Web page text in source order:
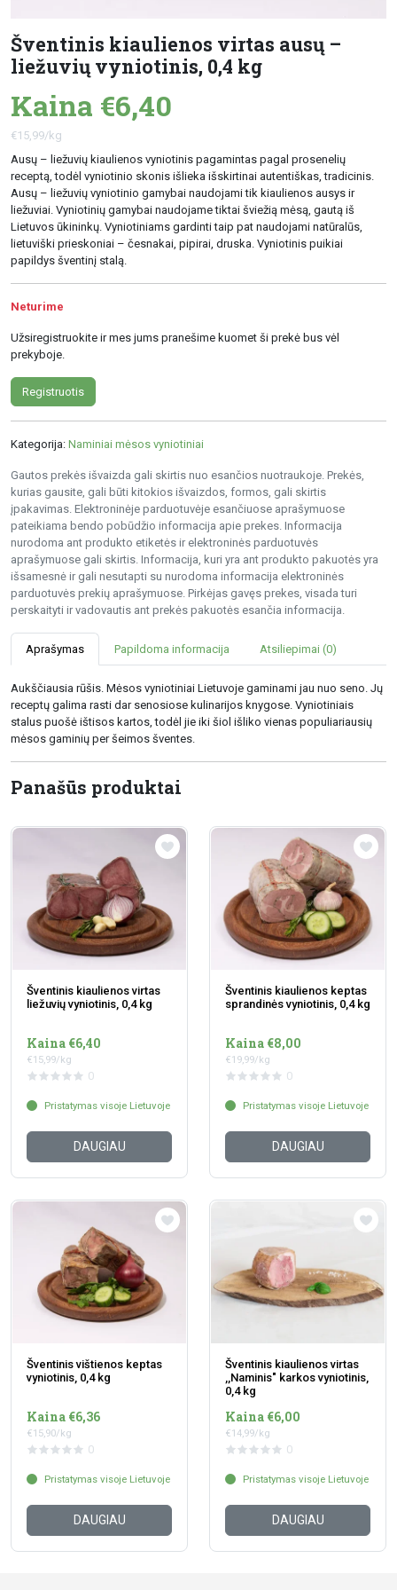
Šventinis kiaulienos virtas ausų –
liežuvių vyniotinis, 0,4 kg
Kaina €6,40
€15,99/kg
Ausų – liežuvių kiaulienos vyniotinis pagamintas pagal prosenelių
receptą, todėl vyniotinio skonis išlieka išskirtinai autentiškas, tradicinis.
Ausų – liežuvių vyniotinio gamybai naudojami tik kiaulienos ausys ir
liežuviai. Vyniotinių gamybai naudojame tiktai šviežią mėsą, gautą iš
Lietuvos ūkininkų. Vyniotiniams gardinti taip pat naudojami natūralūs,
lietuviški prieskoniai – česnakai, pipirai, druska. Vyniotinis puikiai
papildys šventinį stalą.
Neturime
Užsiregistruokite ir mes jums pranešime kuomet ši prekė bus vėl
prekyboje.
Registruotis
Kategorija: Naminiai mėsos vyniotiniai
Gautos prekės išvaizda gali skirtis nuo esančios nuotraukoje. Prekės,
kurias gausite, gali būti kitokios išvaizdos, formos, gali skirtis
įpakavimas. Elektroninėje parduotuvėje esančiuose aprašymuose
pateikiama bendo pobūdžio informacija apie prekes. Informacija
nurodoma ant produkto etiketės ir elektroninės parduotuvės
aprašymuose gali skirtis. Informacija, kuri yra ant produkto pakuotės yra
išsamesnė ir gali nesutapti su nurodoma informacija elektroninės
parduotuvės prekių aprašymuose. Pirkėjas gavęs prekes, visada turi
perskaityti ir vadovautis ant prekės pakuotės esančia informacija.
Aprašymas Papildoma informacija Atsiliepimai (0)
Aukščiausia rūšis. Mėsos vyniotiniai Lietuvoje gaminami jau nuo seno. Jų
receptų galima rasti dar senosiose kulinarijos knygose. Vyniotiniais
stalus puošė ištisos kartos, todėl jie iki šiol išliko vienas populiariausių
mėsos gaminių per šeimos šventes.
Panašūs produktai
Šventinis kiaulienos virtas
liežuvių vyniotinis, 0,4 kg
Kaina €6,40
€15,99/kg
0
Pristatymas visoje Lietuvoje
DAUGIAU
Šventinis kiaulienos keptas
sprandinės vyniotinis, 0,4 kg
Kaina €8,00
€19,99/kg
0
Pristatymas visoje Lietuvoje
DAUGIAU
Šventinis vištienos keptas
vyniotinis, 0,4 kg
Kaina €6,36
€15,90/kg
0
Pristatymas visoje Lietuvoje
DAUGIAU
Šventinis kiaulienos virtas
,,Naminis" karkos vyniotinis,
0,4 kg
Kaina €6,00
€14,99/kg
0
Pristatymas visoje Lietuvoje
DAUGIAU